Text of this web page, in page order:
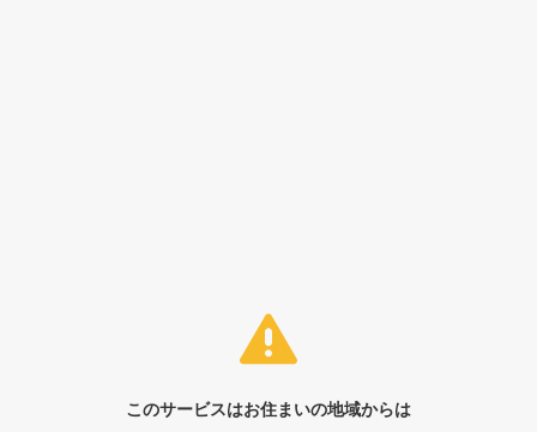
このサービスはお住まいの地域からは